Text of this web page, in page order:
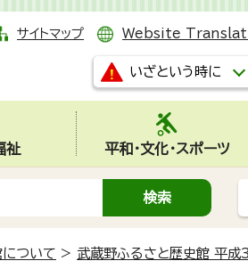
サイトマップ Website
いざという時に
祉 平和・文化・スポーツ
ついて > 武蔵野ふるさと歴史館 平